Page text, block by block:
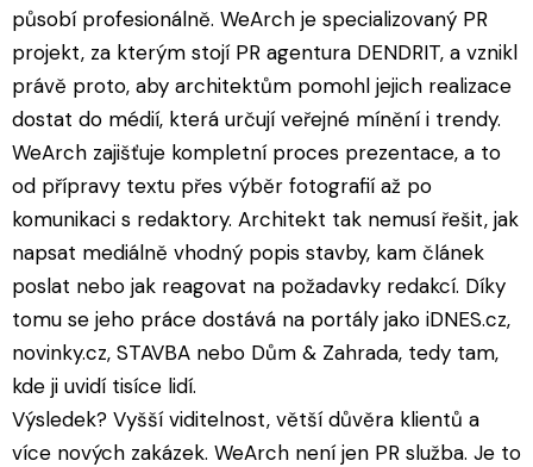
působí profesionálně. WeArch je specializovaný PR
projekt, za kterým stojí PR agentura DENDRIT, a vznikl
právě proto, aby architektům pomohl jejich realizace
dostat do médií, která určují veřejné mínění i trendy.
WeArch zajišťuje kompletní proces prezentace, a to
od přípravy textu přes výběr fotografií až po
komunikaci s redaktory. Architekt tak nemusí řešit, jak
napsat mediálně vhodný popis stavby, kam článek
poslat nebo jak reagovat na požadavky redakcí. Díky
tomu se jeho práce dostává na portály jako iDNES.cz,
novinky.cz, STAVBA nebo Dům & Zahrada, tedy tam,
kde ji uvidí tisíce lidí.
Výsledek? Vyšší viditelnost, větší důvěra klientů a
více nových zakázek. WeArch není jen PR služba. Je to